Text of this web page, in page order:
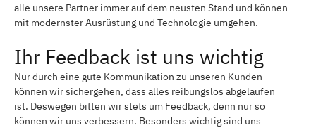
alle unsere Partner immer auf dem neusten Stand und können
mit modernster Ausrüstung und Technologie umgehen.
Ihr Feedback ist uns wichtig
Nur durch eine gute Kommunikation zu unseren Kunden
können wir sichergehen, dass alles reibungslos abgelaufen
ist. Deswegen bitten wir stets um Feedback, denn nur so
können wir uns verbessern. Besonders wichtig sind uns